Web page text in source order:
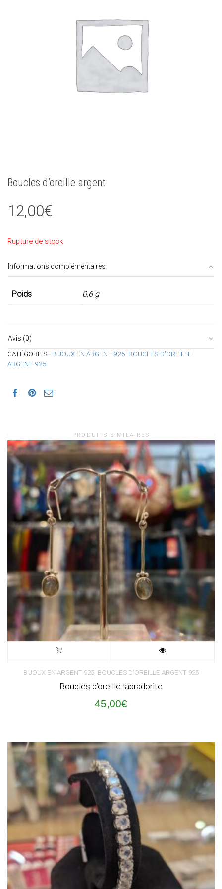
Boucles d’oreille argent
12,00€
Rupture de stock
Informations complémentaires
Poids 0,6 g
Avis (0)
CATÉGORIES : BIJOUX EN ARGENT 925 BOUCLES D'OREILLE
ARGENT 925
PRODUITS SIMILAIRES
BIJOUX EN ARGENT 925, BOUCLES D'OREILLE ARGENT 925
Boucles d’oreille labradorite
45,00€